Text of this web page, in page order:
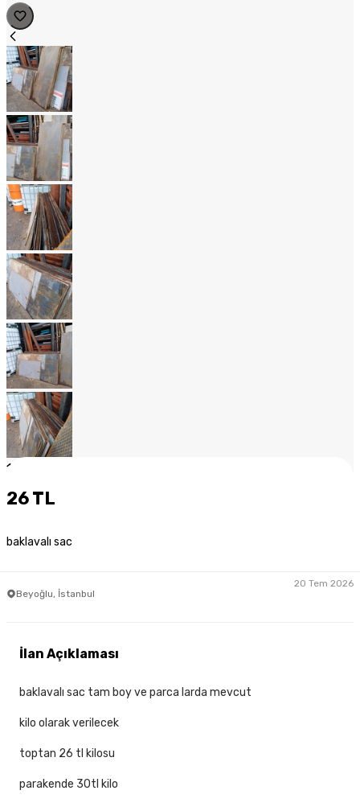
1
26 TL
baklavalı sac
Beyoğlu, İstanbul
20 Tem 2026
İlan Açıklaması
baklavalı sac tam boy ve parca larda mevcut
kilo olarak verilecek
toptan 26 tl kilosu
parakende 30tl kilo